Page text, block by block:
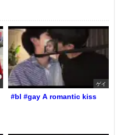
ゲイ
#bl #gay A romantic kiss